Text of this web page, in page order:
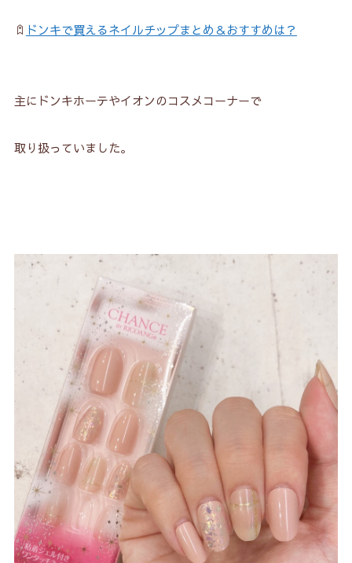
ドンキで買えるネイルチップまとめ＆おすすめは？
主にドンキホーテやイオンのコスメコーナーで
取り扱っていました。